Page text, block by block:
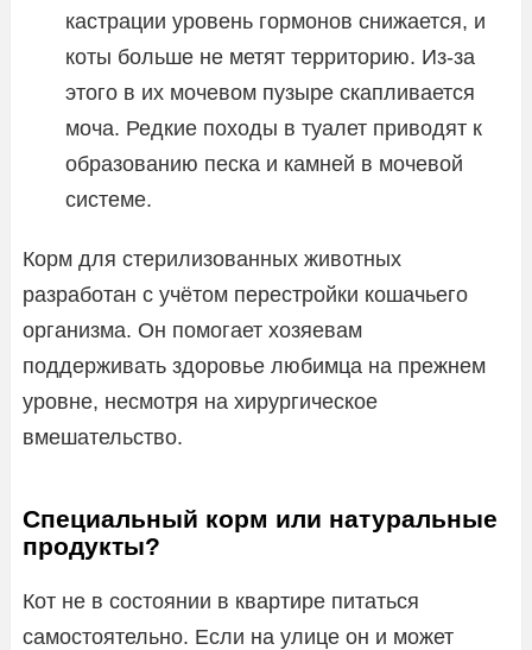
кастрации уровень гормонов снижается, и
коты больше не метят территорию. Из-за
этого в их мочевом пузыре скапливается
моча. Редкие походы в туалет приводят к
образованию песка и камней в мочевой
системе.
Корм для стерилизованных животных
разработан с учётом перестройки кошачьего
организма. Он помогает хозяевам
поддерживать здоровье любимца на прежнем
уровне, несмотря на хирургическое
вмешательство.
Специальный корм или натуральные
продукты?
Кот не в состоянии в квартире питаться
самостоятельно. Если на улице он и может